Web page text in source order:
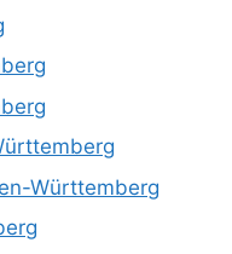
Württemberg